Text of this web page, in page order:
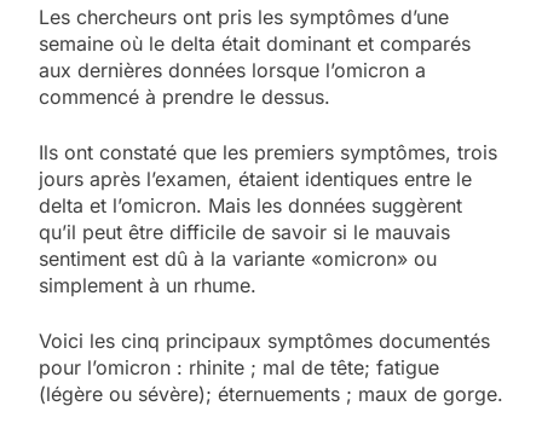
Les chercheurs ont pris les symptômes d’une
semaine où le delta était dominant et comparés
aux dernières données lorsque l’omicron a
commencé à prendre le dessus.
Ils ont constaté que les premiers symptômes, trois
jours après l’examen, étaient identiques entre le
delta et l’omicron. Mais les données suggèrent
qu’il peut être difficile de savoir si le mauvais
sentiment est dû à la variante «omicron» ou
simplement à un rhume.
Voici les cinq principaux symptômes documentés
pour l’omicron : rhinite ; mal de tête; fatigue
(légère ou sévère); éternuements ; maux de gorge.